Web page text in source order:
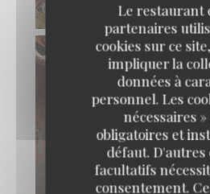
Le restaurant
partenaires
cookies sur ce
impliquer la
données à
personnel. Les
nécessaires
obligatoires et
défaut. D'autres
facultatifs
consentement.